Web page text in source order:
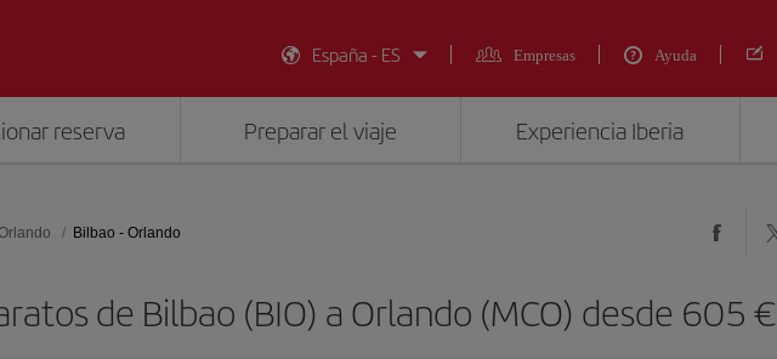
España - ES
Empresas Ayuda
reserva Preparar el viaje Experiencia Iberia
Bilbao - Orlando
de Bilbao (BIO) a Orlando (MCO) desde 605 €